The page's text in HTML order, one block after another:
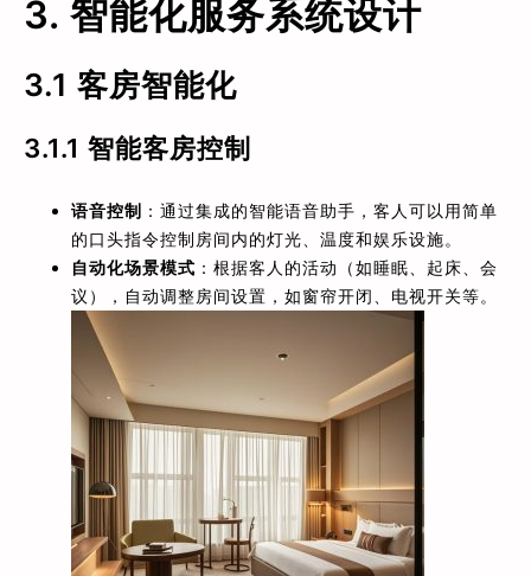
3. 智能化服务系统设计
3.1 客房智能化
3.1.1 智能客房控制
语音控制 ：通过集成的智能语音助手，客人可以用简单
的口头指令控制房间内的灯光、温度和娱乐设施。
自动化场景模式 ：根据客人的活动（如睡眠、起床、会
议），自动调整房间设置，如窗帘开闭、电视开关等。